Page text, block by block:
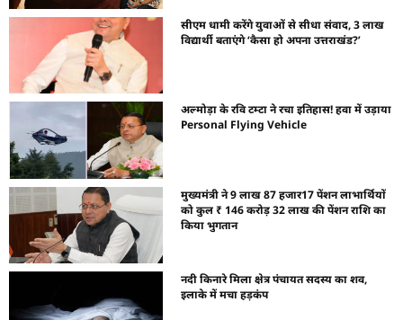
सीएम धामी करेंगे युवाओं से सीधा संवाद, 3 लाख
विद्यार्थी बताएंगे ‘कैसा हो अपना उत्तराखंड?’
अल्मोड़ा के रवि टम्टा ने रचा इतिहास! हवा में उड़ाया
Personal Flying Vehicle
मुख्यमंत्री ने 9 लाख 87 हजार17 पेंशन लाभार्थियों
को कुल ₹ 146 करोड़ 32 लाख की पेंशन राशि का
किया भुगतान
नदी किनारे मिला क्षेत्र पंचायत सदस्य का शव,
इलाके में मचा हड़कंप